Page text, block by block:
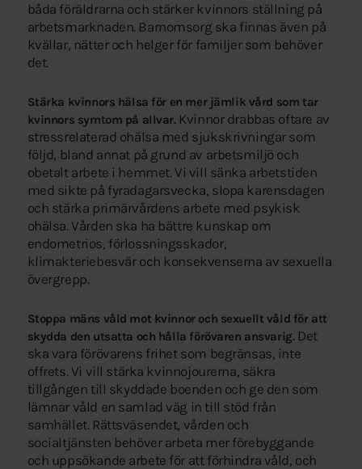
båda föräldrarna och stärker kvinnors ställning på
arbetsmarknaden. Barnomsorg ska finnas även på
kvällar, nätter och helger för familjer som behöver
det.
Stärka kvinnors hälsa för en mer jämlik vård som tar
kvinnors symtom på allvar. Kvinnor drabbas oftare av
stressrelaterad ohälsa med sjukskrivningar som
följd, bland annat på grund av arbetsmiljö och
obetalt arbete i hemmet. Vi vill sänka arbetstiden
med sikte på fyradagarsvecka, slopa karensdagen
och stärka primärvårdens arbete med psykisk
ohälsa. Vården ska ha bättre kunskap om
endometrios, förlossningsskador,
klimakteriebesvär och konsekvenserna av sexuella
övergrepp.
Stoppa mäns våld mot kvinnor och sexuellt våld för att
skydda den utsatta och hålla förövaren ansvarig. Det
ska vara förövarens frihet som begränsas, inte
offrets. Vi vill stärka kvinnojourerna, säkra
tillgången till skyddade boenden och ge den som
lämnar våld en samlad väg in till stöd från
samhället. Rättsväsendet, vården och
socialtjänsten behöver arbeta mer förebyggande
och uppsökande arbete för att förhindra våld, och